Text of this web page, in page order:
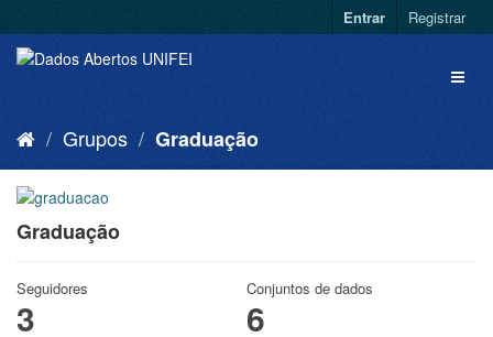
Entrar Registrar
Grupos Graduação
Graduação
Seguidores
3
Conjuntos de dados
6